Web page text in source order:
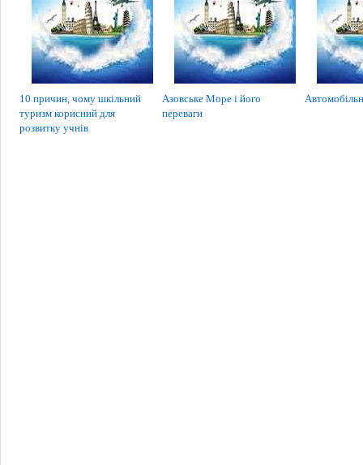
10 причин, чому шкільний
туризм корисний для
розвитку учнів
Азовське Море і його
переваги